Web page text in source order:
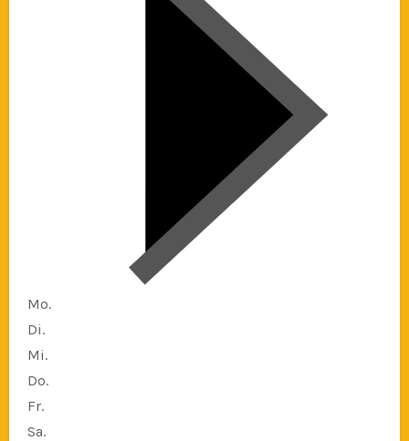
Mo.
Di.
Mi.
Do.
Fr.
Sa.